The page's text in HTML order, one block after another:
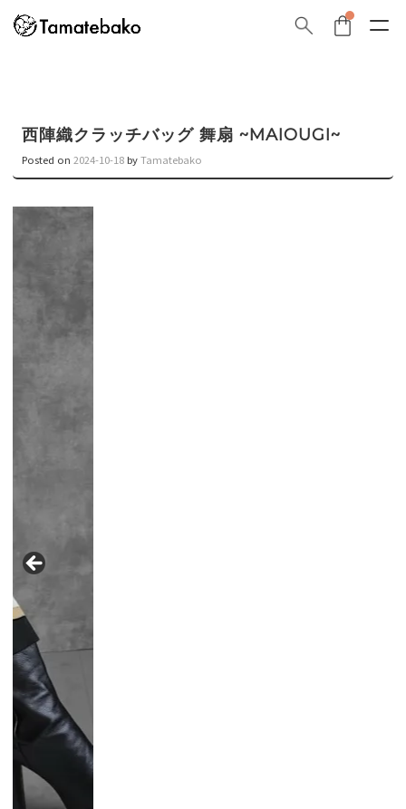
西陣織クラッチバッグ 舞扇 ~MAIOUGI~
Posted on 2024-10-18 byTamatebako